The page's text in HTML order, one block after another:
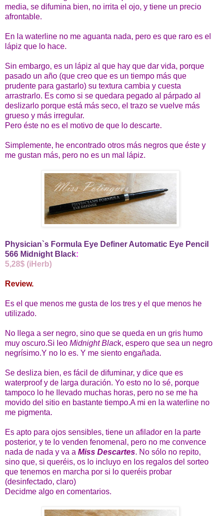
media, se difumina bien, no irrita el ojo, y tiene un precio
afrontable.
En la waterline no me aguanta nada, pero es que raro es el
lápiz que lo hace.
Sin embargo, es un lápiz al que hay que dar vida, porque
pasado un año (que creo que es un tiempo más que
prudente para gastarlo) su textura cambia y cuesta
arrastrarlo. Es como si se quedara pegado al párpado al
deslizarlo porque está más seco, el trazo se vuelve más
grueso y más irregular.
Pero éste no es el motivo de que lo descarte.
Simplemente, he encontrado otros más negros que éste y
me gustan más, pero no es un mal lápiz.
Physician`s Formula Eye Definer Automatic Eye Pencil
566 Midnight Black:
5,28$ (iHerb)
Review.
Es el que menos me gusta de los tres y el que menos he
utilizado.
No llega a ser negro, sino que se queda en un gris humo
muy oscuro.Si leo Midnight Black, espero que sea un negro
negrísimo.Y no lo es. Y me siento engañada.
Se desliza bien, es fácil de difuminar, y dice que es
waterproof y de larga duración. Yo esto no lo sé, porque
tampoco lo he llevado muchas horas, pero no se me ha
movido del sitio en bastante tiempo.A mi en la waterline no
me pigmenta.
Es apto para ojos sensibles, tiene un afilador en la parte
posterior, y te lo venden fenomenal, pero no me convence
nada de nada y va a Miss Descartes. No sólo no repito,
sino que, si queréis, os lo incluyo en los regalos del sorteo
que tenemos en marcha por si lo queréis probar
(desinfectado, claro)
Decidme algo en comentarios.